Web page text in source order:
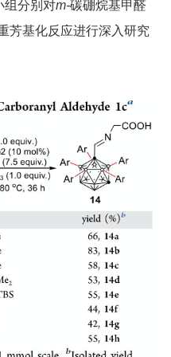
组分别对m-碳硼烷基甲醛
芳基化反应进行深入研究